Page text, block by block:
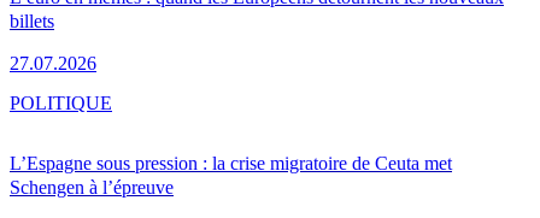
billets
27.07.2026
L’Espagne sous pression : la crise migratoire de Ceuta met
Schengen à l’épreuve
POLITIQUE